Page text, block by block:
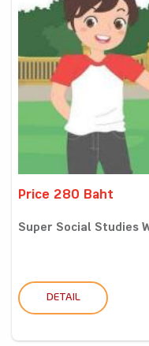
Price 280 Baht
Super Social Studies
DETAIL